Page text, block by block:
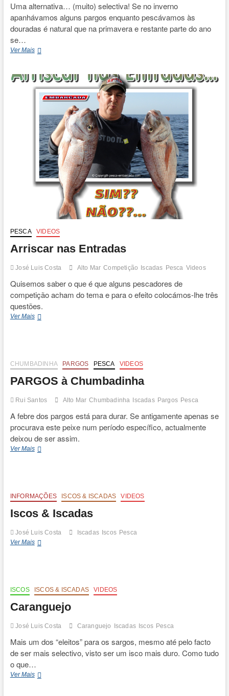
Uma alternativa… (muito) selectiva! Se no inverno
apanhávamos alguns pargos enquanto pescávamos às
douradas é natural que na primavera e restante parte do ano
se…
Ver MaisPARGOS
PESCA VIDEOS
Arriscar nas Entradas
José Luis Costa Alto Mar Competição Iscadas Pesca Videos
Quisemos saber o que é que alguns pescadores de
competição acham do tema e para o efeito colocámos-lhe três
questões.
Ver MaisArriscar
CHUMBADINHA PARGOS PESCA VIDEOS
PARGOS à Chumbadinha
Rui Santos Alto Mar Chumbadinha Iscadas Pargos Pesca
A febre dos pargos está para durar. Se antigamente apenas se
procurava este peixe num período específico, actualmente
deixou de ser assim.
Ver MaisPARGOS
INFORMAÇÕES ISCOS & ISCADAS VIDEOS
Iscos & Iscadas
José Luis Costa Iscadas Iscos Pesca
Ver MaisIscos
ISCOS ISCOS & ISCADAS VIDEOS
Caranguejo
José Luis Costa Caranguejo Iscadas Iscos Pesca
Mais um dos “eleitos” para os sargos, mesmo até pelo facto
de ser mais selectivo, visto ser um isco mais duro. Como tudo
o que…
Ver MaisCaranguejo